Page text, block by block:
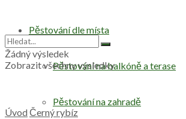
Pěstování dle místa
Pěstování na balkóně a terase
Pěstování na zahradě
Žádný výsledek
Zobrazit všechny výsledky
Úvod Černý rybíz